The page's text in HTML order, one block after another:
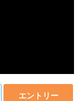
エントリー